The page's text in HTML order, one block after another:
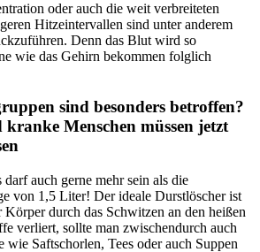
oder auch die weit verbreiteten
Hitzeintervallen sind unter anderem
Denn das Blut wird so
wie das Gehirn bekommen folglich
sind besonders betroffen?
kranke Menschen müssen jetzt
auch gerne mehr sein als die
von 1,5 Liter! Der ideale Durstlöscher ist
Körper durch das Schwitzen an den heißen
verliert, sollte man zwischendurch auch
wie Saftschorlen, Tees oder auch Suppen